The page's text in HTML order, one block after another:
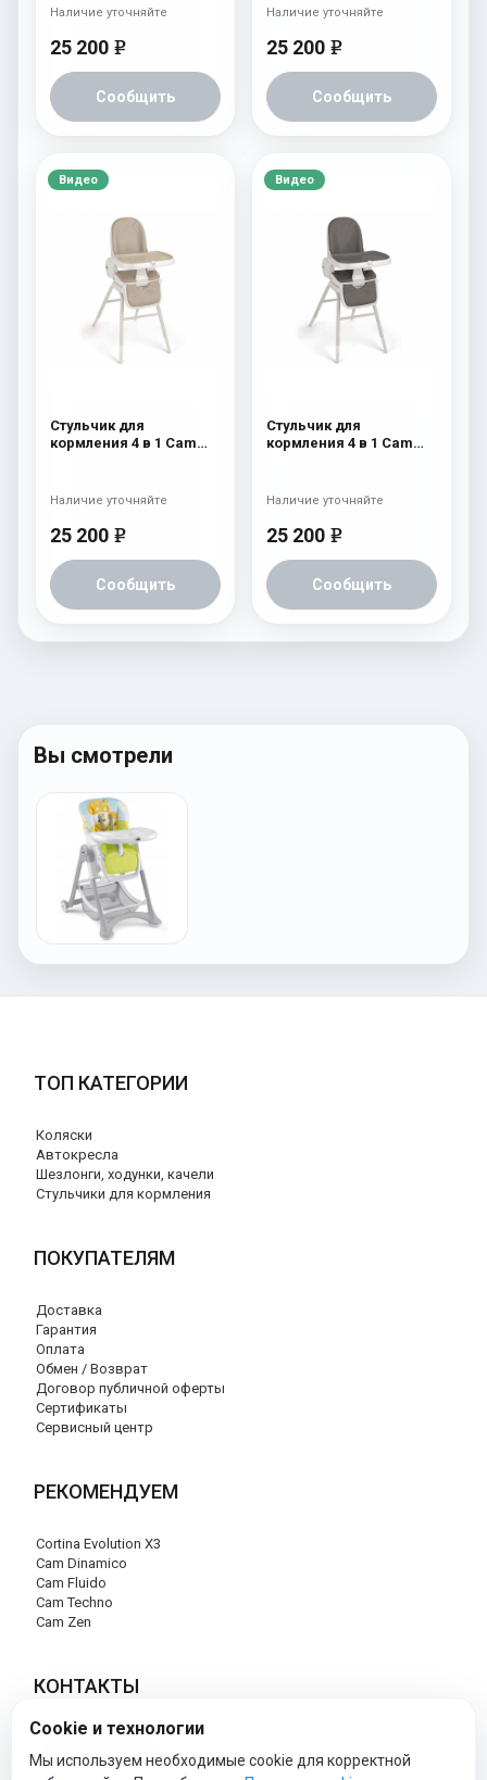
25 200 e
Сообщить
Наличие уточняйте
25 200 e
Сообщить
Наличие уточняйте
Видео
Стульчик для
кормления 4 в 1 Cam
25 200 e
Сообщить
Наличие уточняйте
Видео
Стульчик для
кормления 4 в 1 Cam
25 200 e
Сообщить
Наличие уточняйте
Вы смотрели
ТОП КАТЕГОРИИ
Коляски
Автокресла
Шезлонги, ходунки, качели
Стульчики для кормления
ПОКУПАТЕЛЯМ
Доставка
Гарантия
Оплата
Обмен / Возврат
Договор публичной оферты
Сертификаты
Сервисный центр
РЕКОМЕНДУЕМ
Cortina Evolution X3
Cam Dinamico
Cam Fluido
Cam Techno
Cam Zen
КОНТАКТЫ
+7 (495) 120-29-85
info@cam-official-store.ru
Cookie и технологии
Мы используем необходимые cookie для корректной